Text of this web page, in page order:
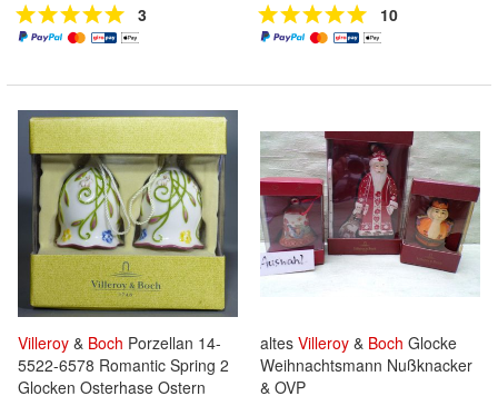
3 10
Villeroy & Boch Porzellan 14-
5522-6578 Romantic Spring 2
Glocken Osterhase Ostern
altes Villeroy & Boch Glocke
Weihnachtsmann Nußknacker
& OVP